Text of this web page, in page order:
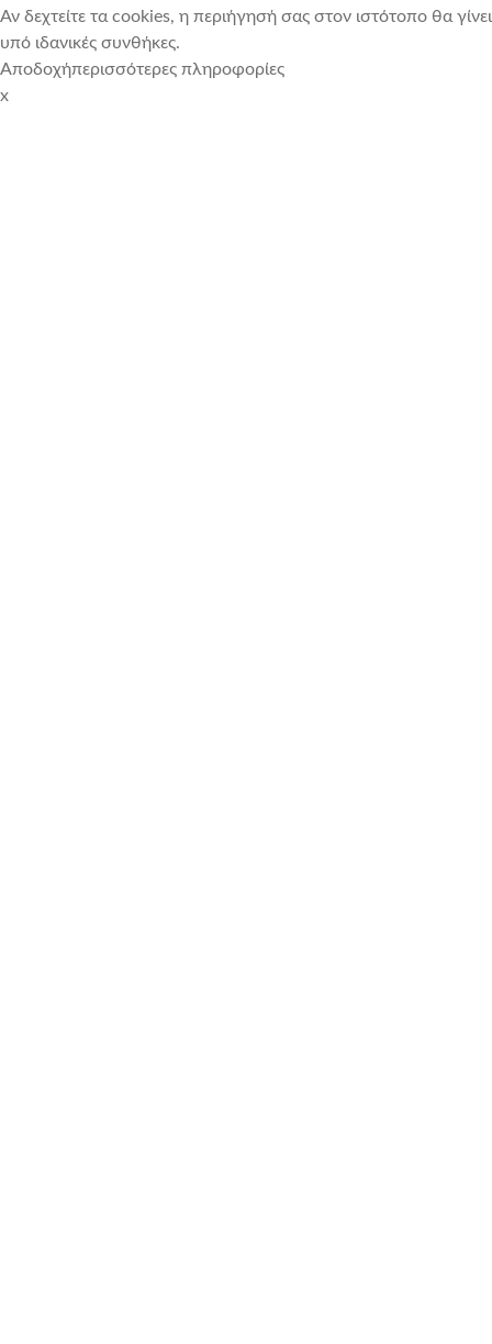
Αν δεχτείτε τα cookies, η περιήγησή σας στον ιστότοπο θα γίνει
υπό ιδανικές συνθήκες.
Αποδοχήπερισσότερες πληροφορίες
x